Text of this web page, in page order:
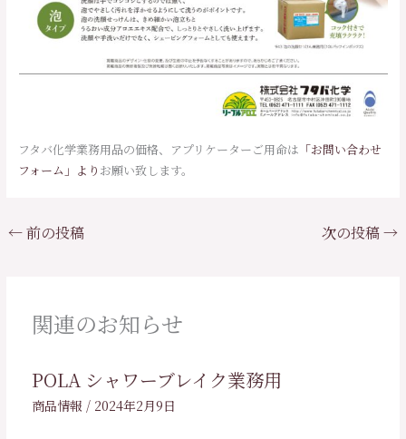
フタバ化学業務用品の価格、アプリケーターご用命は 「お問い合わせ
フォーム」より お願い致します。
←前の投稿 次の投稿→
関連のお知らせ
POLA シャワーブレイク業務用
商品情報 / 2024年2月9日